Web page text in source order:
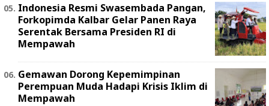
Indonesia Resmi Swasembada Pangan,
Forkopimda Kalbar Gelar Panen Raya
Serentak Bersama Presiden RI di
Mempawah
Gemawan Dorong Kepemimpinan
Perempuan Muda Hadapi Krisis Iklim di
Mempawah